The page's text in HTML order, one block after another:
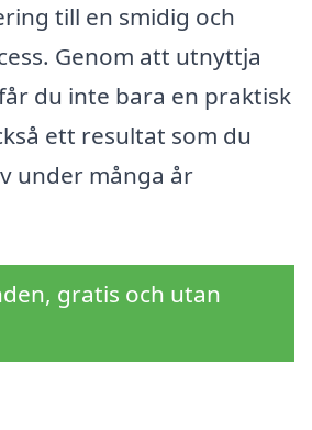
till en smidig och
Genom att utnyttja
du inte bara en praktisk
ett resultat som du
under många år
gratis och utan